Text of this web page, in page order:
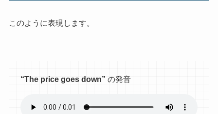
このように表現します。
“The price goes down” の発音